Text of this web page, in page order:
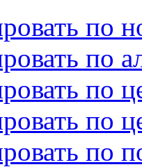
по
по
по
по
по